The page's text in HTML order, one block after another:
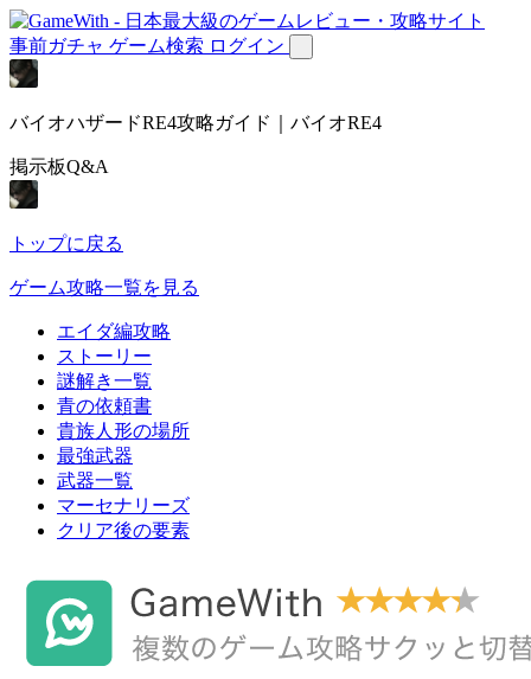
事前ガチャ ゲーム検索 ログイン
バイオハザードRE4攻略ガイド｜バイオRE4
掲示板Q&A
トップに戻る
ゲーム攻略一覧を見る
エイダ編攻略
ストーリー
謎解き一覧
青の依頼書
貴族人形の場所
最強武器
武器一覧
マーセナリーズ
クリア後の要素